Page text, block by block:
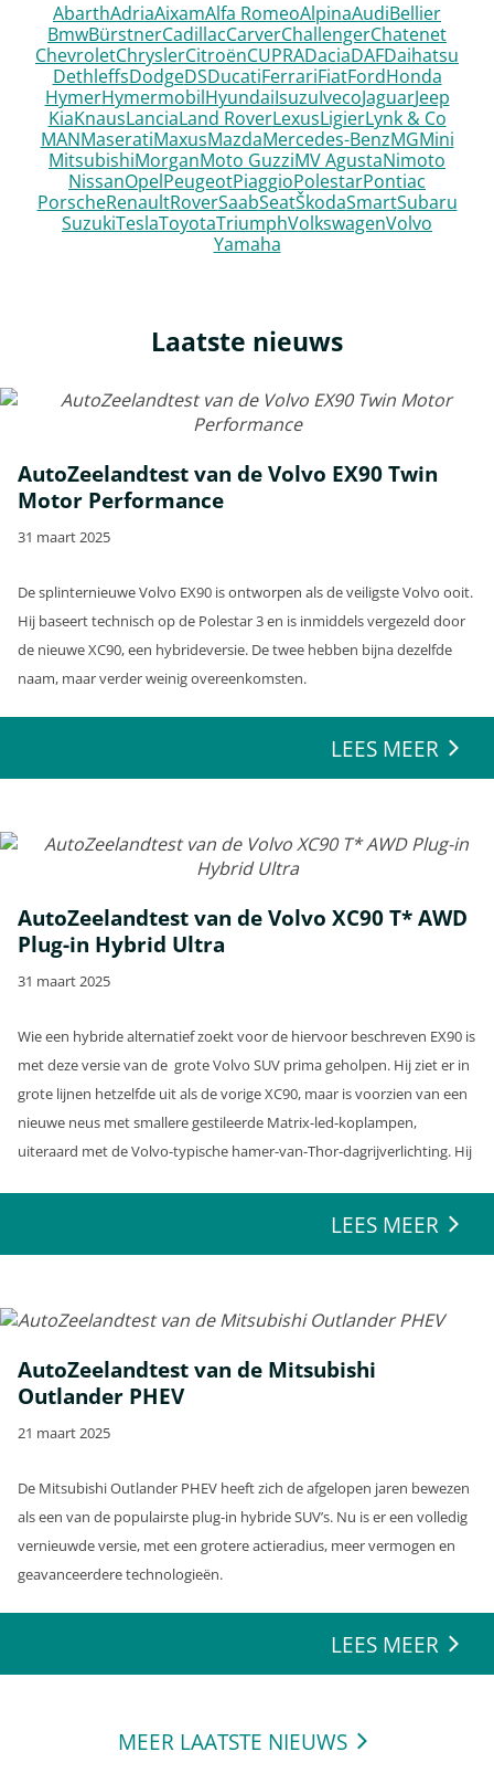
AbarthAdriaAixamAlfa RomeoAlpinaAudiBellier
BmwBürstnerCadillacCarverChallengerChatenet
ChevroletChryslerCitroënCUPRADaciaDAFDaihatsu
DethleffsDodgeDSDucatiFerrariFiatFordHonda
HymerHymermobilHyundaiIsuzuIvecoJaguarJeep
KiaKnausLanciaLand RoverLexusLigierLynk & Co
MANMaseratiMaxusMazdaMercedes-BenzMGMini
MitsubishiMorganMoto GuzziMV AgustaNimoto
NissanOpelPeugeotPiaggioPolestarPontiac
PorscheRenaultRoverSaabSeatŠkodaSmartSubaru
SuzukiTeslaToyotaTriumphVolkswagenVolvo
Yamaha
Laatste nieuws
AutoZeelandtest van de Volvo EX90 Twin
Motor Performance
31 maart 2025
De splinternieuwe Volvo EX90 is ontworpen als de veiligste Volvo ooit.
Hij baseert technisch op de Polestar 3 en is inmiddels vergezeld door
de nieuwe XC90, een hybrideversie. De twee hebben bijna dezelfde
naam, maar verder weinig overeenkomsten.
LEES MEER
AutoZeelandtest van de Volvo XC90 T* AWD
Plug-in Hybrid Ultra
31 maart 2025
Wie een hybride alternatief zoekt voor de hiervoor beschreven EX90 is
met deze versie van de grote Volvo SUV prima geholpen. Hij ziet er in
grote lijnen hetzelfde uit als de vorige XC90, maar is voorzien van een
nieuwe neus met smallere gestileerde Matrix-led-koplampen,
uiteraard met de Volvo-typische hamer-van-Thor-dagrijverlichting. Hij
LEES MEER
AutoZeelandtest van de Mitsubishi
Outlander PHEV
21 maart 2025
De Mitsubishi Outlander PHEV heeft zich de afgelopen jaren bewezen
als een van de populairste plug-in hybride SUV’s. Nu is er een volledig
vernieuwde versie, met een grotere actieradius, meer vermogen en
geavanceerdere technologieën.
LEES MEER
MEER LAATSTE NIEUWS